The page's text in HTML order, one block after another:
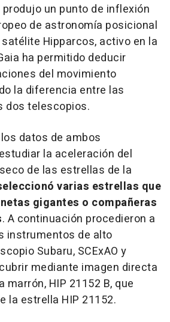
un punto de inflexión
de astronomía posicional
Hipparcos, activo en la
ha permitido deducir
del movimiento
la diferencia entre las
dos telescopios.
datos de ambos
la aceleración del
de las estrellas de la
varias estrellas que
gigantes o compañeras
. A continuación procedieron a
instrumentos de alto
Subaru, SCExAO y
mediante imagen directa
marrón, HIP 21152 B, que
la estrella HIP 21152.